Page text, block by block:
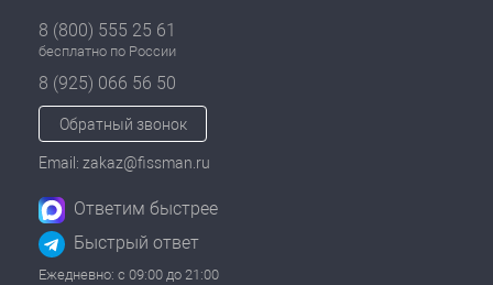
8 (800) 555 25 61
бесплатно по России
8 (925) 066 56 50
Обратный звонок
Email: zakaz@fissman.ru
Ответим быстрее
Быстрый ответ
Ежедневно: с 09:00 до 21:00